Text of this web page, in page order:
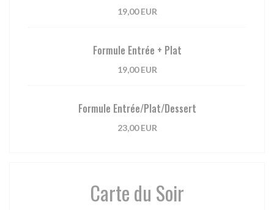
19,00 EUR
Formule Entrée + Plat
19,00 EUR
Formule Entrée/Plat/Dessert
23,00 EUR
Carte du Soir